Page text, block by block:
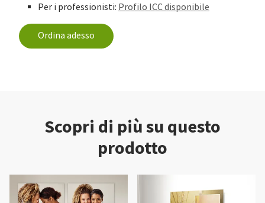
Per i professionisti: Profilo ICC disponibile
Ordina adesso
Scopri di più su questo
prodotto